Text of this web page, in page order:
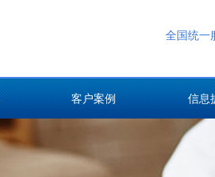
全国统
客户案例 信息